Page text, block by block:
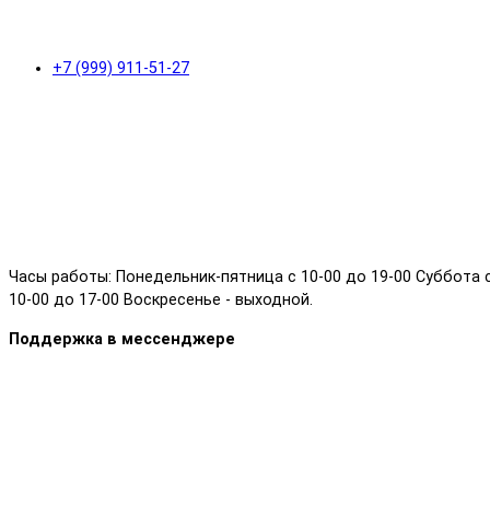
+7 (999) 911-51-27
Часы работы: Понедельник-пятница с 10-00 до 19-00 Суббота
10-00 до 17-00 Воскресенье - выходной.
Поддержка в мессенджере